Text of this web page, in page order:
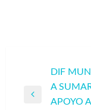
Navegación
de
entradas
Entrada
DIF
A
APOYO